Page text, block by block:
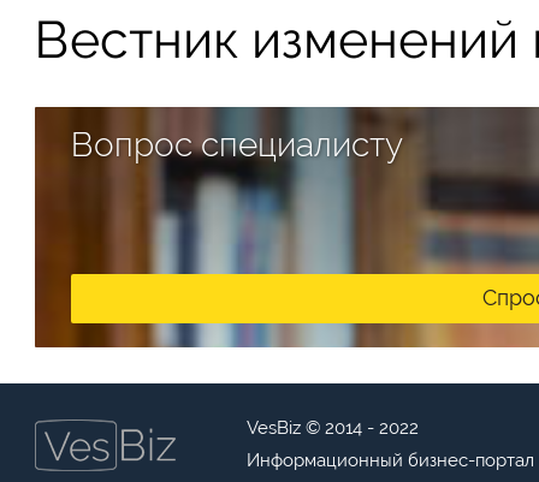
Вестник изменений
Вопрос специалисту
VesBiz © 2014 - 2022
Информационный бизнес-портал